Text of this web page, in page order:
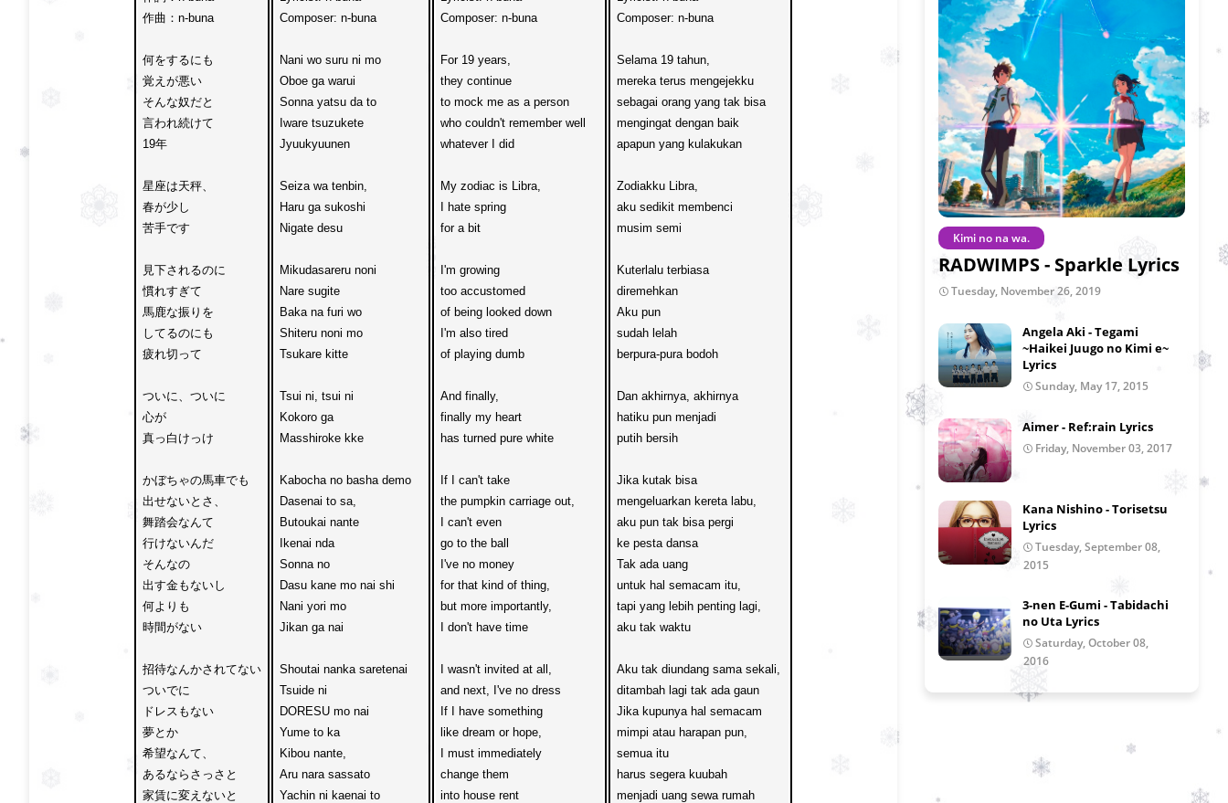
作曲：n-buna
何をするにも
覚えが悪い
そんな奴だと
言われ続けて
19年
星座は天秤、
春が少し
苦手です
見下されるのに
慣れすぎて
馬鹿な振りを
してるのにも
疲れ切って
ついに、ついに
心が
真っ白けっけ
かぼちゃの馬車でも
出せないとさ、
舞踏会なんて
行けないんだ
そんなの
出す金もないし
何よりも
時間がない
招待なんかされてない
ついでに
ドレスもない
夢とか
希望なんて、
あるならさっさと
家賃に変えないと
Composer: n-buna
Nani wo suru ni mo
Oboe ga warui
Sonna yatsu da to
Iware tsuzukete
Jyuukyuunen
Seiza wa tenbin,
Haru ga sukoshi
Nigate desu
Mikudasareru noni
Nare sugite
Baka na furi wo
Shiteru noni mo
Tsukare kitte
Tsui ni, tsui ni
Kokoro ga
Masshiroke kke
Kabocha no basha demo
Dasenai to sa,
Butoukai nante
Ikenai nda
Sonna no
Dasu kane mo nai shi
Nani yori mo
Jikan ga nai
Shoutai nanka saretenai
Tsuide ni
DORESU mo nai
Yume to ka
Kibou nante,
Aru nara sassato
Yachin ni kaenai to
Composer: n-buna
For 19 years,
they continue
to mock me as a person
who couldn't remember well
whatever I did
My zodiac is Libra,
I hate spring
for a bit
I'm growing
too accustomed
of being looked down
I'm also tired
of playing dumb
And finally,
finally my heart
has turned pure white
If I can't take
the pumpkin carriage out,
I can't even
go to the ball
I've no money
for that kind of thing,
but more importantly,
I don't have time
I wasn't invited at all,
and next, I've no dress
If I have something
like dream or hope,
I must immediately
change them
into house rent
Composer: n-buna
Selama 19 tahun,
mereka terus mengejekku
sebagai orang yang tak bisa
mengingat dengan baik
apapun yang kulakukan
Zodiakku Libra,
aku sedikit membenci
musim semi
Kuterlalu terbiasa
diremehkan
Aku pun
sudah lelah
berpura-pura bodoh
Dan akhirnya, akhirnya
hatiku pun menjadi
putih bersih
Jika kutak bisa
mengeluarkan kereta labu,
aku pun tak bisa pergi
ke pesta dansa
Tak ada uang
untuk hal semacam itu,
tapi yang lebih penting lagi,
aku tak waktu
Aku tak diundang sama sekali,
ditambah lagi tak ada gaun
Jika kupunya hal semacam
mimpi atau harapan pun,
semua itu
harus segera kuubah
menjadi uang sewa rumah
Kimi no na wa.
RADWIMPS - Sparkle Lyrics
Tuesday, November 26, 2019
Angela Aki - Tegami
~Haikei Juugo no Kimi e~
Lyrics
Sunday, May 17, 2015
Aimer - Ref:rain Lyrics
Friday, November 03, 2017
Kana Nishino - Torisetsu
Lyrics
Tuesday, September 08,
2015
3-nen E-Gumi - Tabidachi
no Uta Lyrics
Saturday, October 08,
2016